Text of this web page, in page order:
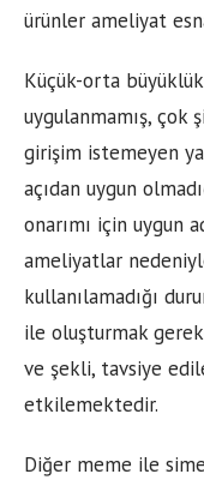
ürünler ameliyat
Küçük-orta
uygulanmamış, çok
girişim istemeyen
açıdan uygun
onarımı için uygun
ameliyatlar
kullanılamadığı
ile oluşturmak
ve şekli, tavsiye
etkilemektedir.
Diğer meme ile